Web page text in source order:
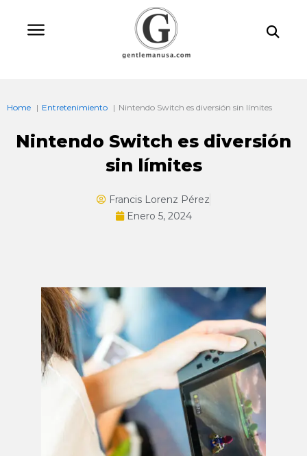
Home Entretenimiento Nintendo Switch es diversión sin límites
Nintendo Switch es diversión
sin límites
Francis Lorenz Pérez
Enero 5, 2024